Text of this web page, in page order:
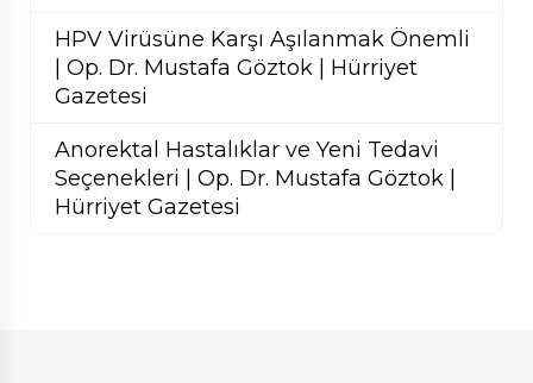
HPV Virüsüne Karşı Aşılanmak Önemli
| Op. Dr. Mustafa Göztok | Hürriyet
Gazetesi
Anorektal Hastalıklar ve Yeni Tedavi
Seçenekleri | Op. Dr. Mustafa Göztok |
Hürriyet Gazetesi